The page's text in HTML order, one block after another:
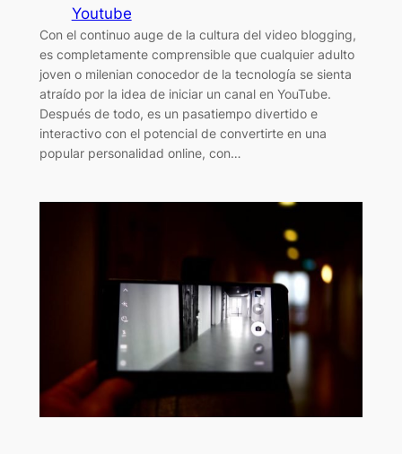
Youtube
Con el continuo auge de la cultura del video blogging,
es completamente comprensible que cualquier adulto
joven o milenian conocedor de la tecnología se sienta
atraído por la idea de iniciar un canal en YouTube.
Después de todo, es un pasatiempo divertido e
interactivo con el potencial de convertirte en una
popular personalidad online, con…